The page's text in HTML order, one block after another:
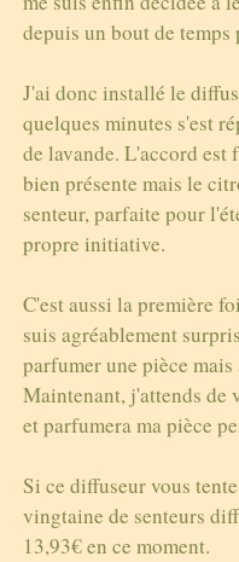
depuis un bout de temps
J'ai donc installé le
quelques minutes s'est
de lavande. L'accord
bien présente mais le
senteur, parfaite pour
propre initiative.
C'est aussi la première
suis agréablement
parfumer une pièce
Maintenant, j'attends de
et parfumera ma pièce
Si ce diffuseur vous
vingtaine de senteurs
13,93€ en ce moment.